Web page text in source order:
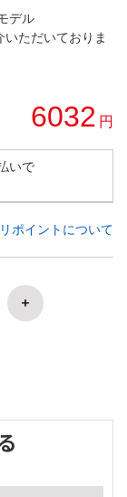
デル
ただいておりま
6032 円
いで
ポイントについて